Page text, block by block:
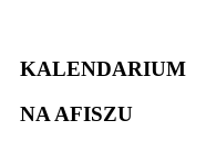
KALENDARIUM
NA AFISZU